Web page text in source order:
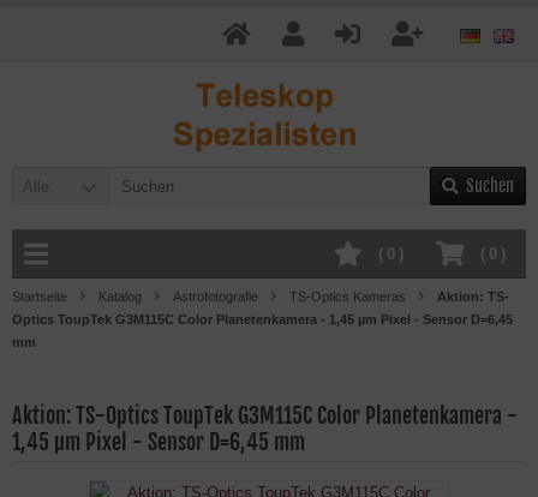
Alle Suchen
( 0 )
( 0 )
Startseite Katalog Astrofotografie TS-Optics Kameras
Aktion: TS-
Optics ToupTek G3M115C Color Planetenkamera - 1,45 µm Pixel - Sensor D=6,45
mm
Aktion: TS-Optics ToupTek G3M115C Color Planetenkamera -
1,45 µm Pixel - Sensor D=6,45 mm